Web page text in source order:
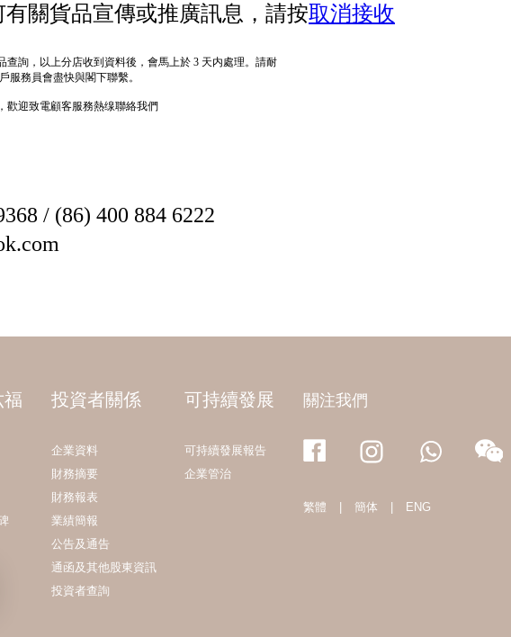
福 投資者關係
企業資料
財務摘要
財務報表
業績簡報
公告及通告
通函及其他股東資訊
投資者查詢
可持續發展
可持續發展報告
企業管治
關注我們
繁體 簡体 ENG